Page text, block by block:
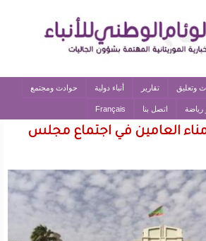
وتعليق تقارير أنباء دولية حوادث ومجتمع
رياضة اتصل بنا Français
العامين في اجتماع مجلس